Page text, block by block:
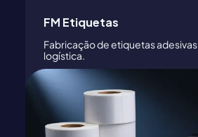
FM Etiquetas
Fabricação de etiquetas
logística.